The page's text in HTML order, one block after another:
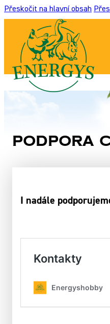
Přeskočit na hlavní obsah
Podpora
I nadále